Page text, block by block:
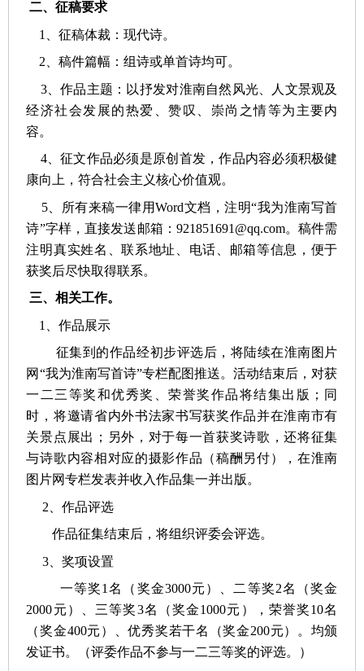
二、征稿要求
1、征稿体裁：现代诗。
2、稿件篇幅：组诗或单首诗均可。
3、作品主题：以抒发对淮南自然风光、人文景观及
经济社会发展的热爱、赞叹、崇尚之情等为主要内
容。
4、征文作品必须是原创首发，作品内容必须积极健
康向上，符合社会主义核心价值观。
5、所有来稿一律用Word文档，注明“我为淮南写首
诗”字样，直接发送邮箱：921851691@qq.com。稿件需
注明真实姓名、联系地址、电话、邮箱等信息，便于
获奖后尽快取得联系。
三、相关工作。
1、作品展示
征集到的作品经初步评选后，将陆续在淮南图片
网“我为淮南写首诗”专栏配图推送。活动结束后，对获
一二三等奖和优秀奖、荣誉奖作品将结集出版；同
时，将邀请省内外书法家书写获奖作品并在淮南市有
关景点展出；另外，对于每一首获奖诗歌，还将征集
与诗歌内容相对应的摄影作品（稿酬另付），在淮南
图片网专栏发表并收入作品集一并出版。
2、作品评选
作品征集结束后，将组织评委会评选。
3、奖项设置
一等奖1名（奖金3000元）、二等奖2名（奖金
2000元）、三等奖3名（奖金1000元），荣誉奖10名
（奖金400元）、优秀奖若干名（奖金200元）。均颁
发证书。（评委作品不参与一二三等奖的评选。）